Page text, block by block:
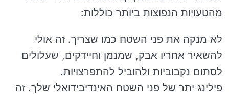
מהטעויות הנפוצות ביותר כוללות:
לא מנקה את פני השטח כמו שצריך. זה אולי
להשאיר אחריו אבק, שמנמן וחיידקים, שעלולים
לסתום נקבוביות ולהוביל להתפרצויות.
פילינג יתר של פני השטח האינדיבידואלי שלך. זה